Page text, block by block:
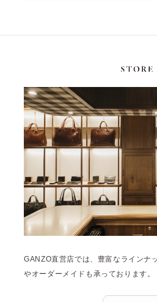
GANZO直営店では、豊富なラインナ
やオーダーメイドも承っております。